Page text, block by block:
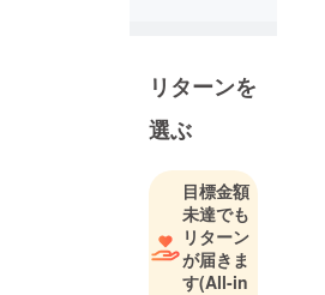
リターンを
選ぶ
目標金額
未達でも
リターン
が届きま
す(All-in